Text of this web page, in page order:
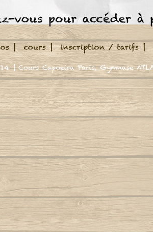
jà começou
é como a maré
(Boa viagem)
: Mestre Marrom
se uniu
Jogo De Dentro
negra africana
Marquinho Coreba
Gerais)
Além-mar
Voador (Capoeira Nagô)
Meu
Autor : CM
Nega
Nego
Autor : Mestre
E na alegria do
E na alegria do
Nego caiu na
E na alegria do
E na alegria do
Tombo da ladeira
Banda de capoeira
Meia lua e rastiera
Ohla o au a
Banda de capoeira
A cabecada ligeira
Banda de capoeira
A regional
Banda de capoeira